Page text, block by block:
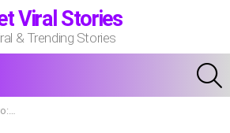
Viral Stories
& Trending Stories